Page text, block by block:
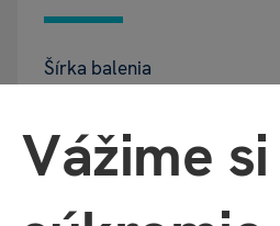
Šírka balenia
Hĺbka balenia
Vážime